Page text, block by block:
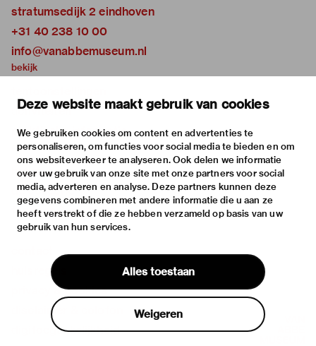
Deze website maakt gebruik van cookies
We gebruiken cookies om content en advertenties te
personaliseren, om functies voor social media te bieden en om
ons websiteverkeer te analyseren. Ook delen we informatie
over uw gebruik van onze site met onze partners voor social
media, adverteren en analyse. Deze partners kunnen deze
gegevens combineren met andere informatie die u aan ze
heeft verstrekt of die ze hebben verzameld op basis van uw
gebruik van hun services.
Alles toestaan
Weigeren
stratumsedijk 2 eindhoven
+31 40 238 10 00
info@vanabbemuseum.nl
bekijk
activiteiten
praktische informatie
over
het museum
de collectie
fondsen & partners
huisregels
privacy & cookies
disclaimer & colofon
digitoegankelijkheid